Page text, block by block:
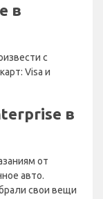
в
с
Visa и
в
от
авто.
свои вещи